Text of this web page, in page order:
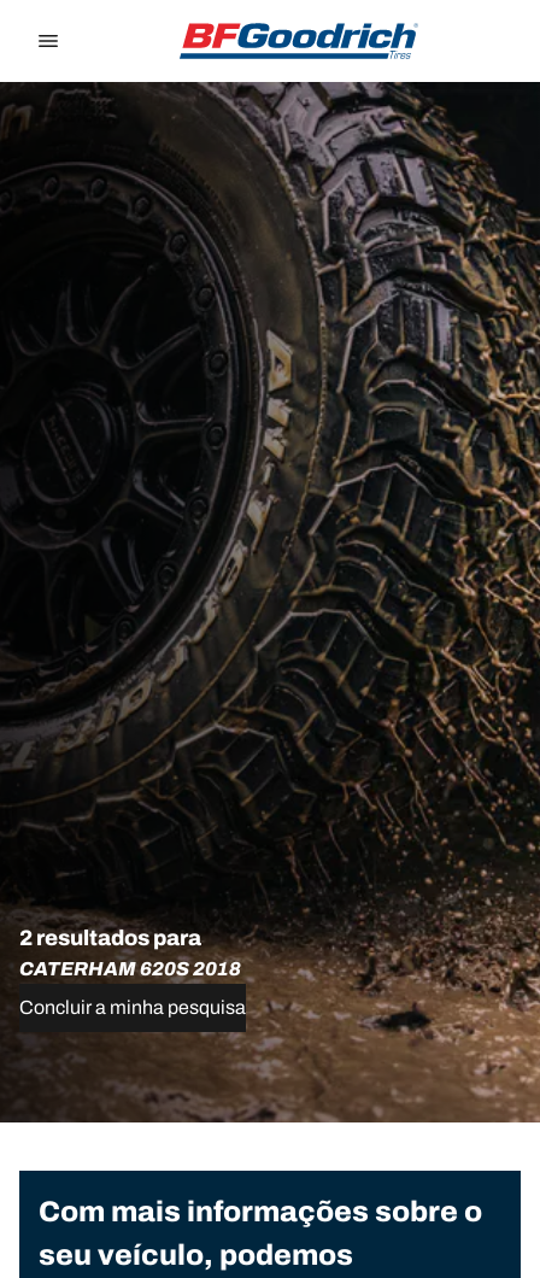
2 resultados para
CATERHAM 620S 2018
Concluir a minha pesquisa
Com mais informações sobre o
seu veículo, podemos